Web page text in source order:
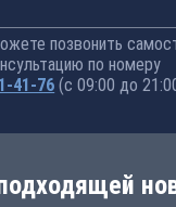
позвонить
по номеру
41-76 (с 09:00 до